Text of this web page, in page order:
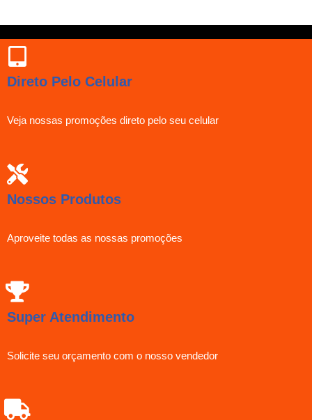
Direto Pelo Celular
Veja nossas promoções direto pelo seu celular
Nossos Produtos
Aproveite todas as nossas promoções
Super Atendimento
Solicite seu orçamento com o nosso vendedor